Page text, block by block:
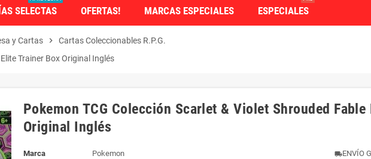
SELECTAS OFERTAS! MARCAS ESPECIALES ESPECIALES
y Cartas chevron_right
Cartas Coleccionables R.P.G.
Trainer Box Original Inglés
Pokemon TCG Colección Scarlet & Violet Shrouded
Original Inglés
Marca
Pokemon
local_shippingENVÍO